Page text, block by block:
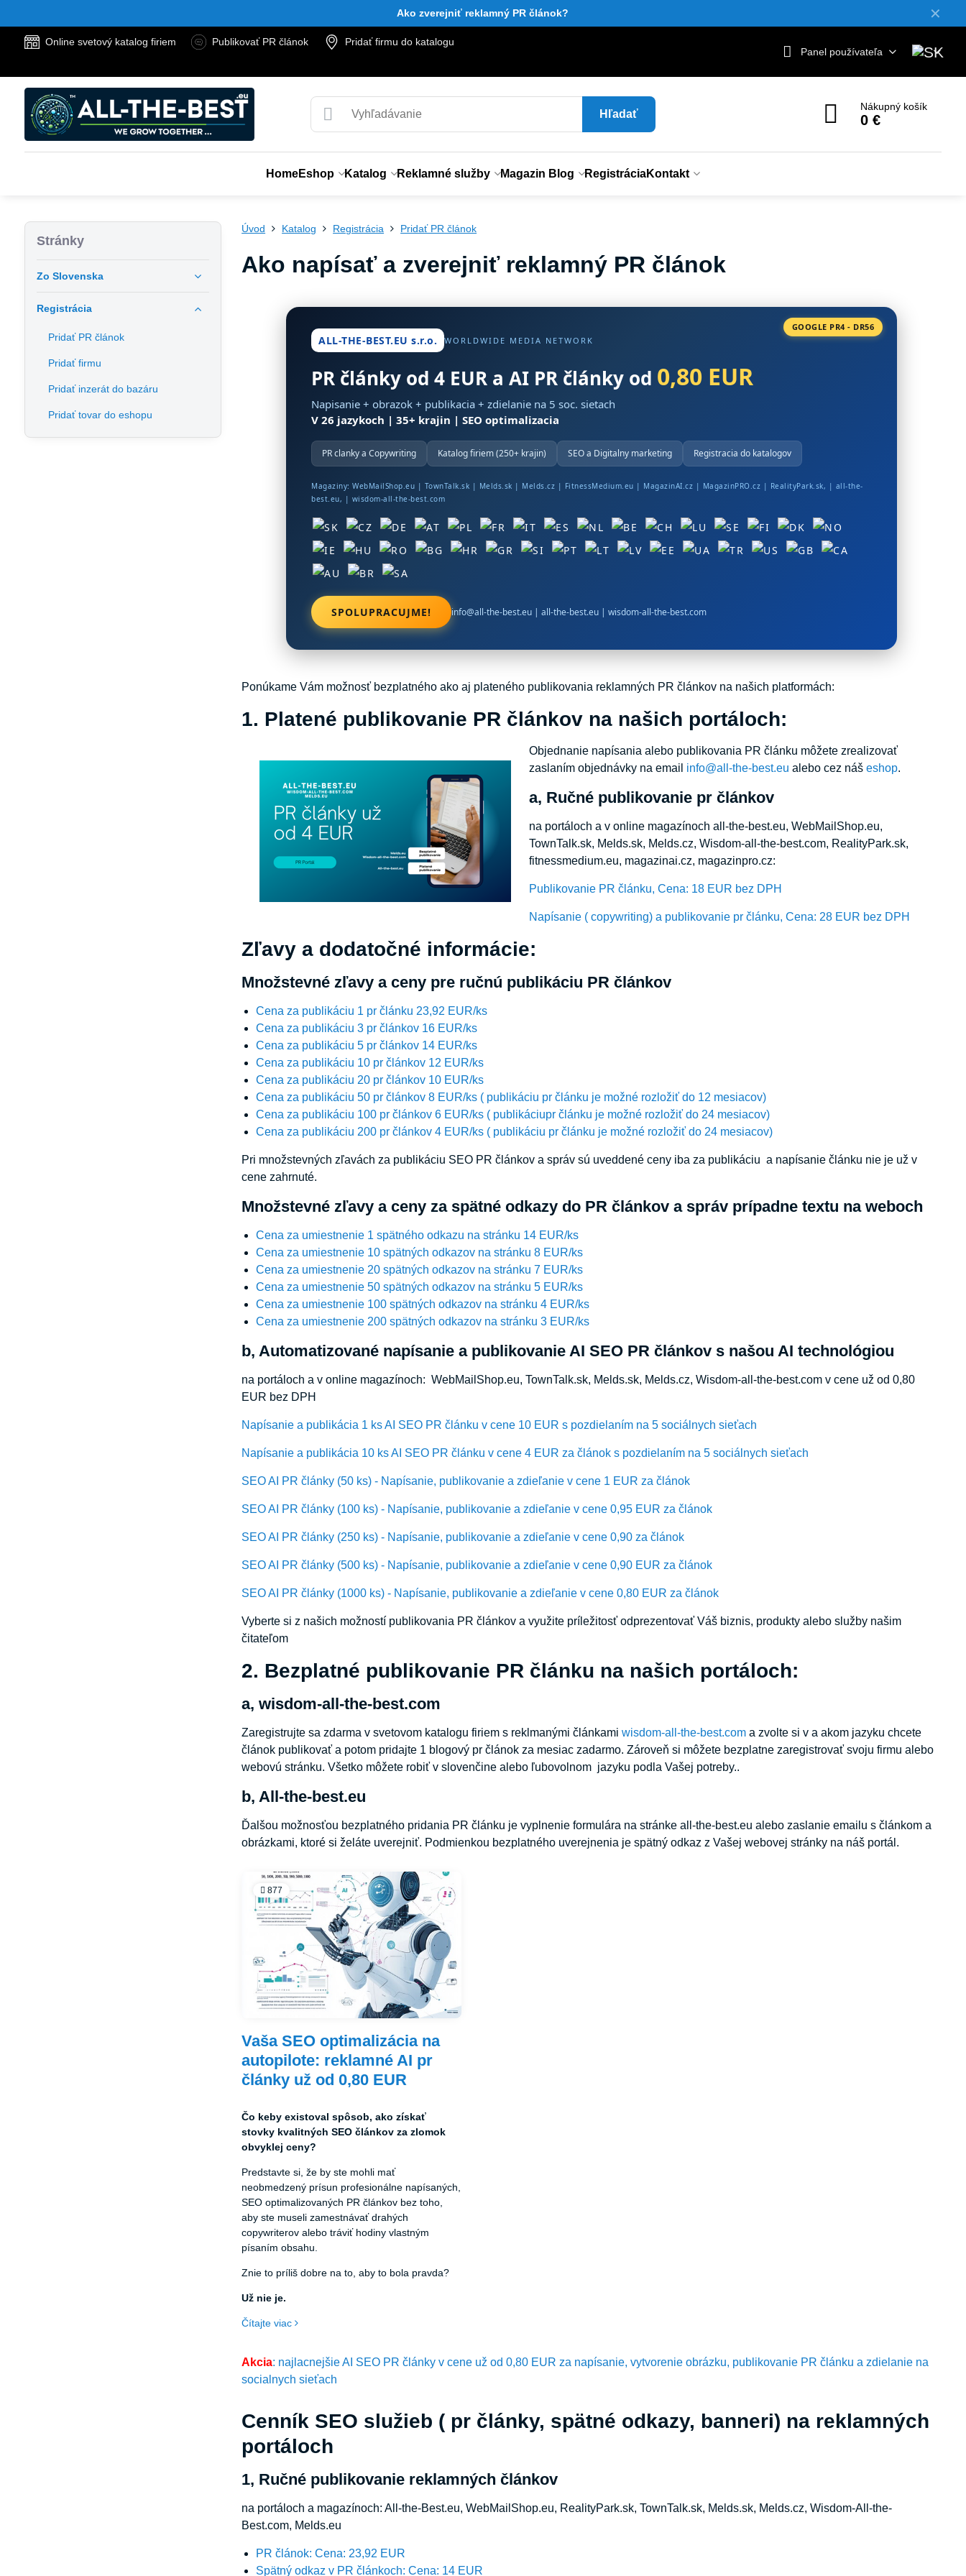
✕
Ako zverejniť reklamný PR článok?
Online svetový katalog firiem Publikovať PR článok
Pridať firmu do katalogu
Panel používateľa
Hľadať
Nákupný košík
0 €
HomeEshop Katalog Reklamné služby Magazin Blog RegistráciaKontakt
Úvod Katalog Registrácia Pridať PR článok
Ako napísať a zverejniť reklamný PR článok
GOOGLE PR4 - DR56
ALL-THE-BEST.EU s.r.o. WORLDWIDE MEDIA NETWORK
PR články od 4 EUR a AI PR články od 0,80 EUR
Napisanie + obrazok + publikacia + zdielanie na 5 soc. sietach
V 26 jazykoch | 35+ krajin | SEO optimalizacia
PR clanky a Copywriting Katalog firiem (250+ krajin) SEO a Digitalny marketing Registracia do katalogov
Magaziny:WebMailShop.eu | TownTalk.sk | Melds.sk | Melds.cz | FitnessMedium.eu | MagazinAI.cz | MagazinPRO.cz | RealityPark.sk, | all-the-
best.eu, | wisdom-all-the-best.com
SPOLUPRACUJME! info@all-the-best.eu |all-the-best.eu |wisdom-all-the-best.com
Ponúkame Vám možnosť bezplatného ako aj plateného publikovania reklamných PR článkov na našich platformách:
1. Platené publikovanie PR článkov na našich portáloch:
Objednanie napísania alebo publikovania PR článku môžete zrealizovať
zaslaním objednávky na email info@all-the-best.eu alebo cez nášeshop.
a, Ručné publikovanie pr článkov
na portáloch a v online magazínoch all-the-best.eu, WebMailShop.eu,
TownTalk.sk, Melds.sk, Melds.cz, Wisdom-all-the-best.com, RealityPark.sk,
fitnessmedium.eu, magazinai.cz, magazinpro.cz:
Publikovanie PR článku, Cena: 18 EUR bez DPH
Napísanie ( copywriting) a publikovanie pr článku, Cena: 28 EUR bez DPH
Zľavy a dodatočné informácie:
Množstevné zľavy a ceny pre ručnú publikáciu PR článkov
Cena za publikáciu 1 pr článku 23,92 EUR/ks
Cena za publikáciu 3 pr článkov 16 EUR/ks
Cena za publikáciu 5 pr článkov 14 EUR/ks
Cena za publikáciu 10 pr článkov 12 EUR/ks
Cena za publikáciu 20 pr článkov 10 EUR/ks
Cena za publikáciu 50 pr článkov 8 EUR/ks ( publikáciu pr článku je možné rozložiť do 12 mesiacov)
Cena za publikáciu 100 pr článkov 6 EUR/ks ( publikáciupr článku je možné rozložiť do 24 mesiacov)
Cena za publikáciu 200 pr článkov 4 EUR/ks ( publikáciu pr článku je možné rozložiť do 24 mesiacov)
Pri množstevných zľavách za publikáciu SEO PR článkov a správ sú uveddené ceny iba za publikáciu a napísanie článku nie je už v
cene zahrnuté.
Množstevné zľavy a ceny za spätné odkazy do PR článkov a správ prípadne textu na weboch
Cena za umiestnenie 1 spätného odkazu na stránku 14 EUR/ks
Cena za umiestnenie 10 spätných odkazov na stránku 8 EUR/ks
Cena za umiestnenie 20 spätných odkazov na stránku 7 EUR/ks
Cena za umiestnenie 50 spätných odkazov na stránku 5 EUR/ks
Cena za umiestnenie 100 spätných odkazov na stránku 4 EUR/ks
Cena za umiestnenie 200 spätných odkazov na stránku 3 EUR/ks
b, Automatizované napísanie a publikovanie AI SEO PR článkov s našou AI technológiou
na portáloch a v online magazínoch: WebMailShop.eu, TownTalk.sk, Melds.sk, Melds.cz, Wisdom-all-the-best.com v cene už od 0,80
EUR bez DPH
Napísanie a publikácia 1 ks AI SEO PR článku v cene 10 EUR s pozdielaním na 5 sociálnych sieťach
Napísanie a publikácia 10 ks AI SEO PR článku v cene 4 EUR za článok s pozdielaním na 5 sociálnych sieťach
SEO AI PR články (50 ks) - Napísanie, publikovanie a zdieľanie v cene 1 EUR za článok
SEO AI PR články (100 ks) - Napísanie, publikovanie a zdieľanie v cene 0,95 EUR za článok
SEO AI PR články (250 ks) - Napísanie, publikovanie a zdieľanie v cene 0,90 za článok
SEO AI PR články (500 ks) - Napísanie, publikovanie a zdieľanie v cene 0,90 EUR za článok
SEO AI PR články (1000 ks) - Napísanie, publikovanie a zdieľanie v cene 0,80 EUR za článok
Vyberte si z našich možností publikovania PR článkov a využite príležitosť odprezentovať Váš biznis, produkty alebo služby našim
čitateľom
2. Bezplatné publikovanie PR článku na našich portáloch:
a, wisdom-all-the-best.com
Zaregistrujte sa zdarma v svetovom katalogu firiem s reklmanými článkamiwisdom-all-the-best.com a zvolte si v a akom jazyku chcete
článok publikovať a potom pridajte 1 blogový pr článok za mesiac zadarmo. Zároveň si môžete bezplatne zaregistrovať svoju firmu alebo
webovú stránku. Všetko môžete robiť v slovenčine alebo ľubovolnom jazyku podla Vašej potreby..
b, All-the-best.eu
Ďalšou možnosťou bezplatného pridania PR článku je vyplnenie formulára na stránke all-the-best.eu alebo zaslanie emailu s článkom a
obrázkami, ktoré si želáte uverejniť. Podmienkou bezplatného uverejnenia je spätný odkaz z Vašej webovej stránky na náš portál.
877
Vaša SEO optimalizácia na
autopilote: reklamné AI pr
články už od 0,80 EUR
Čo keby existoval spôsob, ako získať
stovky kvalitných SEO článkov za zlomok
obvyklej ceny?
Predstavte si, že by ste mohli mať
neobmedzený prísun profesionálne napísaných,
SEO optimalizovaných PR článkov bez toho,
aby ste museli zamestnávať drahých
copywriterov alebo tráviť hodiny vlastným
písaním obsahu.
Znie to príliš dobre na to, aby to bola pravda?
Už nie je.
Čítajte viac
Akcia: najlacnejšie AI SEO PR články v cene už od 0,80 EUR za napísanie, vytvorenie obrázku, publikovanie PR článku a zdielanie na
socialnych sieťach
Cenník SEO služieb ( pr články, spätné odkazy, banneri) na reklamných
portáloch
1, Ručné publikovanie reklamných článkov
na portáloch a magazínoch: All-the-Best.eu, WebMailShop.eu, RealityPark.sk, TownTalk.sk, Melds.sk, Melds.cz, Wisdom-All-the-
Best.com, Melds.eu
PR článok: Cena: 23,92 EUR
Spätný odkaz v PR článkoch: Cena: 14 EUR
Stránky
Zo Slovenska
Registrácia
Pridať PR článok
Pridať firmu
Pridať inzerát do bazáru
Pridať tovar do eshopu